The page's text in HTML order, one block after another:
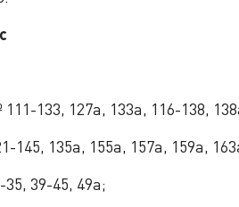
133, 127а, 133а, 116-138,
135а, 155а, 157а, 159а,
39-45, 49а;